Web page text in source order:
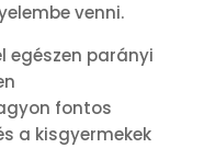
venni.
egészen parányi
fontos
a kisgyermekek